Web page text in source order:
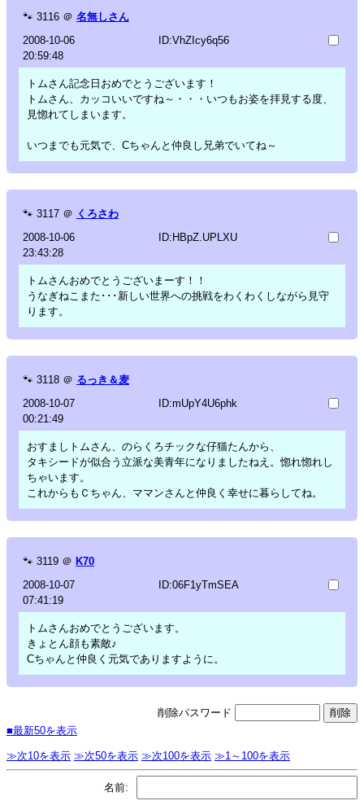
🐾 3116 ＠ 名無しさん
2008-10-06
20:59:48
ID:VhZIcy6q56
トムさん記念日おめでとうございます！
トムさん、カッコいいですね～・・・いつもお姿を拝見する度、
見惚れてしまいます。
いつまでも元気で、Cちゃんと仲良し兄弟でいてね～
🐾 3117 ＠ くろさわ
2008-10-06
23:43:28
ID:HBpZ.UPLXU
トムさんおめでとうございまーす！！
うなぎねこまた･･･新しい世界への挑戦をわくわくしながら見守
ります。
🐾 3118 ＠ るっき＆麦
2008-10-07
00:21:49
ID:mUpY4U6phk
おすましトムさん、のらくろチックな仔猫たんから、
タキシードが似合う立派な美青年になりましたねえ。惚れ惚れし
ちゃいます。
これからもＣちゃん、ママンさんと仲良く幸せに暮らしてね。
🐾 3119 ＠ K70
2008-10-07
07:41:19
ID:06F1yTmSEA
トムさんおめでとうございます。
きょとん顔も素敵♪
Cちゃんと仲良く元気でありますように。
削除パスワード
■最新50を表示
≫次10を表示 ≫次50を表示 ≫次100を表示 ≫1～100を表示
名前: